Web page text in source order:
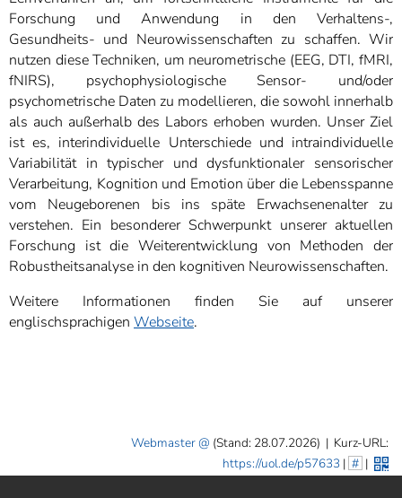
Forschung und Anwendung in den Verhaltens-,
Gesundheits- und Neurowissenschaften zu schaffen. Wir
nutzen diese Techniken, um neurometrische (EEG, DTI, fMRI,
fNIRS), psychophysiologische Sensor- und/oder
psychometrische Daten zu modellieren, die sowohl innerhalb
als auch außerhalb des Labors erhoben wurden. Unser Ziel
ist es, interindividuelle Unterschiede und intraindividuelle
Variabilität in typischer und dysfunktionaler sensorischer
Verarbeitung, Kognition und Emotion über die Lebensspanne
vom Neugeborenen bis ins späte Erwachsenenalter zu
verstehen. Ein besonderer Schwerpunkt unserer aktuellen
Forschung ist die Weiterentwicklung von Methoden der
Robustheitsanalyse in den kognitiven Neurowissenschaften.
Weitere Informationen finden Sie auf unserer
englischsprachigen Webseite.
Webmaster (Stand: 28.07.2026) | Kurz-URL:
https://uol.de/p57633 | # |